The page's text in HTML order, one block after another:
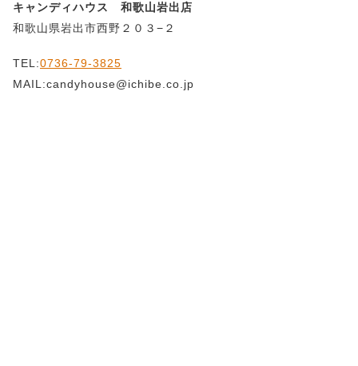
キャンディハウス 和歌山岩出店
和歌山県岩出市西野２０３−２
TEL:0736-79-3825
MAIL:candyhouse@ichibe.co.jp